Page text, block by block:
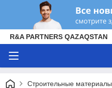
R&A PARTNERS QAZAQSTAN
Строительные материалы